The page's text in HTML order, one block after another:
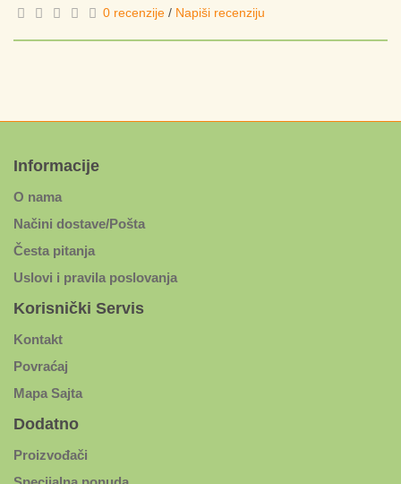
0 recenzije / Napiši recenziju
Informacije
O nama
Načini dostave/Pošta
Česta pitanja
Uslovi i pravila poslovanja
Korisnički Servis
Kontakt
Povraćaj
Mapa Sajta
Dodatno
Proizvođači